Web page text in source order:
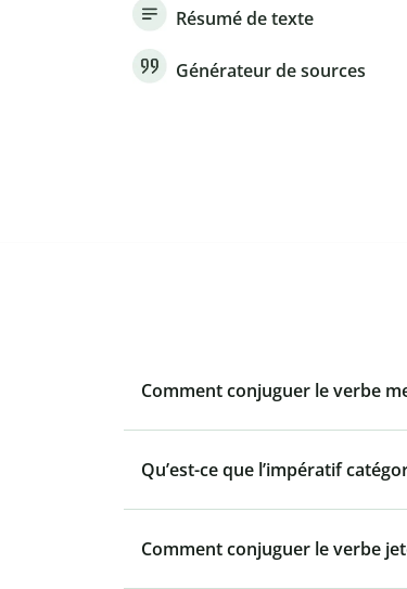
Résumé de texte
Générateur de sources
Comment conjuguer le verbe
Qu’est-ce que l’impératif
Comment conjuguer le verbe